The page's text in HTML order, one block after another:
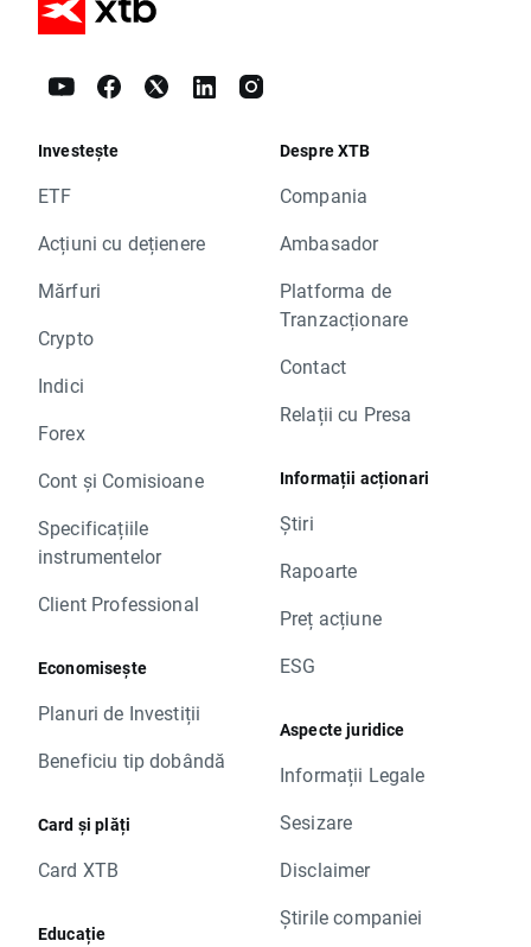
Investește
ETF
Acțiuni cu dețienere
Mărfuri
Crypto
Indici
Forex
Cont și Comisioane
Specificațiile
instrumentelor
Client Professional
Economisește
Planuri de Investiții
Beneficiu tip dobândă
Card și plăți
Card XTB
Educație
Despre XTB
Compania
Ambasador
Platforma de
Tranzacționare
Contact
Relații cu Presa
Informații acționari
Știri
Rapoarte
Preț acțiune
ESG
Aspecte juridice
Informații Legale
Sesizare
Disclaimer
Știrile companiei